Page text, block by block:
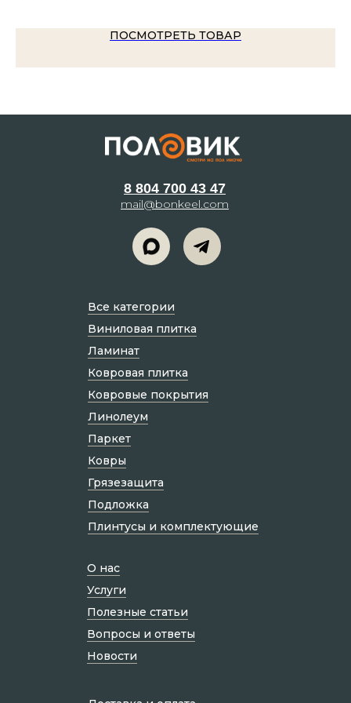
ПОСМОТРЕТЬ ТОВАР
8 804 700 43 47
mail@bonkeel.com
О нас
Услуги
Полезные статьи
Вопросы и ответы
Новости
Все категории
Виниловая плитка
Ламинат
Ковровая плитка
Ковровые покрытия
Линолеум
Паркет
Ковры
Грязезащита
Подложка
Плинтусы и комплектующие